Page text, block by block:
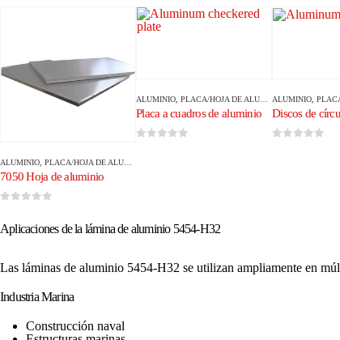
0de 5
ALUMINIO PLACA/HOJA DE ALUMINIO
7050 Hoja de aluminio
ALUMINIO PLACA/HOJA DE ALUMINIO
Placa a cuadros de aluminio
ALUMINIO PLACA/
Discos de
Aplicaciones de la lámina de aluminio 5454-H32
Las láminas de aluminio 5454-H32 se utilizan ampliamente en
Industria Marina
Construcción naval